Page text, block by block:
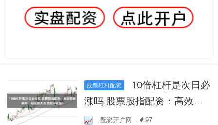
股票杠杆配资
涨吗 股票股指配资：高效投
资策略，轻松放大您的股市
配资开户网 97